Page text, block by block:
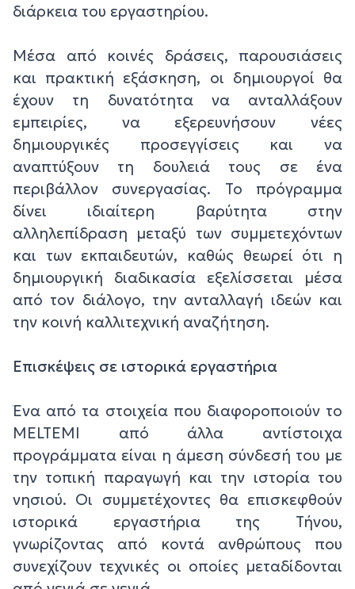
διάρκεια του εργαστηρίου.
Μέσα από κοινές δράσεις, παρουσιάσεις
και πρακτική εξάσκηση, οι δημιουργοί θα
έχουν τη δυνατότητα να ανταλλάξουν
εμπειρίες, να εξερευνήσουν νέες
δημιουργικές προσεγγίσεις και να
αναπτύξουν τη δουλειά τους σε ένα
περιβάλλον συνεργασίας. Το πρόγραμμα
δίνει ιδιαίτερη βαρύτητα στην
αλληλεπίδραση μεταξύ των συμμετεχόντων
και των εκπαιδευτών, καθώς θεωρεί ότι η
δημιουργική διαδικασία εξελίσσεται μέσα
από τον διάλογο, την ανταλλαγή ιδεών και
την κοινή καλλιτεχνική αναζήτηση.
Επισκέψεις σε ιστορικά εργαστήρια
Ένα από τα στοιχεία που διαφοροποιούν το
MELTEMI από άλλα αντίστοιχα
προγράμματα είναι η άμεση σύνδεσή του με
την τοπική παραγωγή και την ιστορία του
νησιού. Οι συμμετέχοντες θα επισκεφθούν
ιστορικά εργαστήρια της Τήνου,
γνωρίζοντας από κοντά ανθρώπους που
συνεχίζουν τεχνικές οι οποίες μεταδίδονται